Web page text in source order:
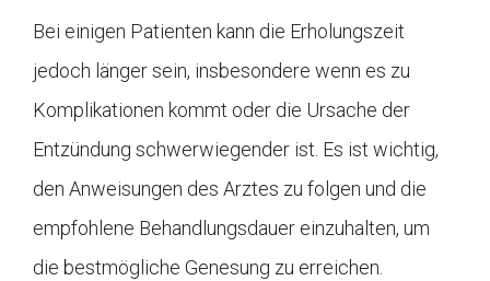
Bei einigen Patienten kann die Erholungszeit
jedoch länger sein, insbesondere wenn es zu
Komplikationen kommt oder die Ursache der
Entzündung schwerwiegender ist. Es ist wichtig,
den Anweisungen des Arztes zu folgen und die
empfohlene Behandlungsdauer einzuhalten, um
die bestmögliche Genesung zu erreichen.